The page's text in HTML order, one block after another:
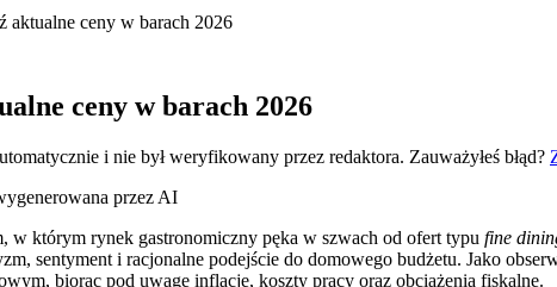
aktualne ceny w barach 2026
ceny w barach 2026
i nie był weryfikowany przez redaktora. Zauważyłeś błąd?
przez AI
w którym rynek gastronomiczny pęka w szwach od ofert typu fine
sentyment i racjonalne podejście do domowego budżetu. Jako
biorąc pod uwagę inflację, koszty pracy oraz obciążenia fiskalne.